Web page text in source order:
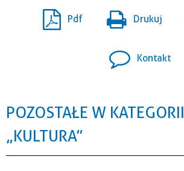
Pdf Drukuj
Kontakt
POZOSTAŁE W KATEGORII
„KULTURA”